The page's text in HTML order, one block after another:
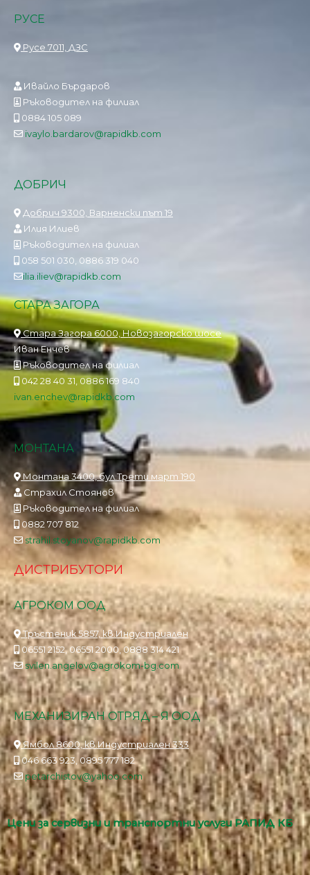
РУСЕ
Русе 7011, ДЗС
Ивайло Бърдаров
Ръководител на филиал
0884 105 089
ivaylo.bardarov@rapidkb.com
ДОБРИЧ
Добрич 9300, Варненски път 19
Илия Илиев
Ръководител на филиал
058 501 030, 0886 319 040
ilia.iliev@rapidkb.com
СТАРА ЗАГОРА
Стара Загора 6000, Новозагорско шосе
Иван Енчев
Ръководител на филиал
042 28 40 31, 0886 169 840
ivan.enchev@rapidkb.com
МОНТАНА
Монтана 3400, бул.Трети март 190
Страхил Стоянов
Ръководител на филиал
0882 707 812
strahil.stoyanov@rapidkb.com
ДИСТРИБУТОРИ
АГРОКОМ ООД
Тръстеник 5857, кв.Индустриален
06551 2152, 06551 2000, 0888 314 421
svilen.angelov@agrokom-bg.com
МЕХАНИЗИРАН ОТРЯД – Я ООД
Ямбол 8600, кв.Индустриален 333
046 663 923, 0895 777 182
petarchistov@yahoo.com
Цени за сервизни и транспортни услуги РАПИД КБ